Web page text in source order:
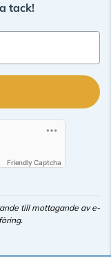
tack!
Friendly Captcha
till mottagande av e-